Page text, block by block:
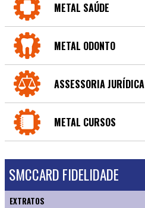
METAL SAÚDE
METAL ODONTO
ASSESSORIA JURÍDICA
METAL CURSOS
SMCCARD FIDELIDADE
EXTRATOS